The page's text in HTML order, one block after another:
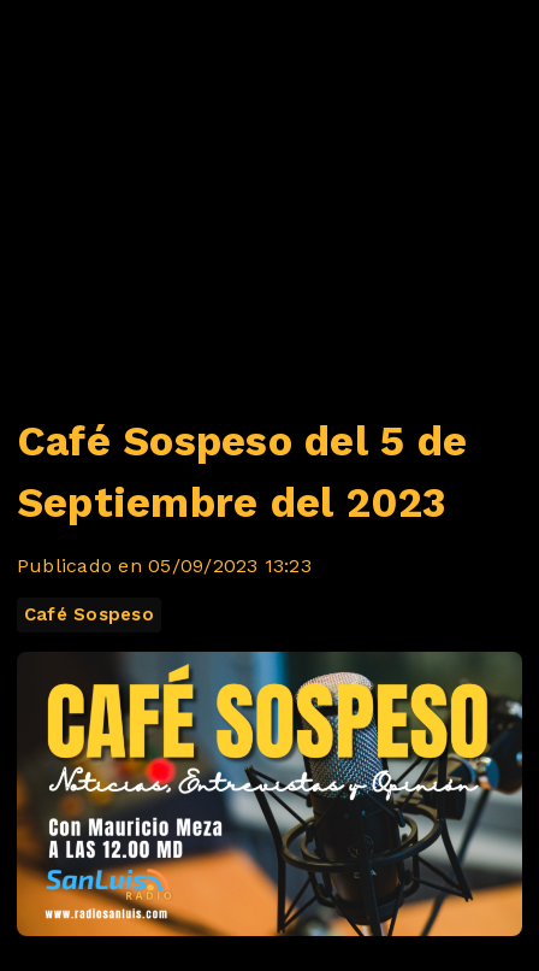
Café Sospeso del 5 de
Septiembre del 2023
Publicado en 05/09/2023 13:23
Café Sospeso